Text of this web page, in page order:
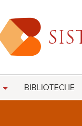
BIBLIOTECHE